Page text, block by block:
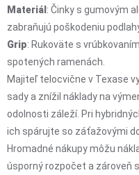
Materiál : Činky s gumovým
zabraňujú poškodeniu
Grip: Rukoväte s
spotených ramenách.
Majiteľ telocvične v Texase
sady a znížil náklady na
odolnosti záleží. Pri
ich spárujte so záťažovými
Hromadné nákupy môžu
úsporný rozpočet a zároveň